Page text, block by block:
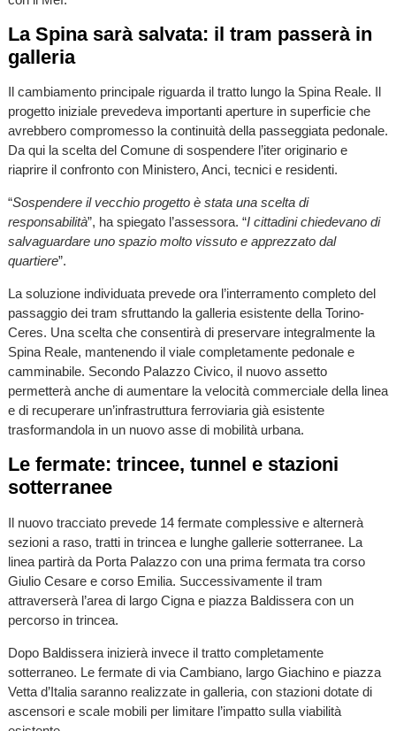
La Spina sarà salvata: il tram passerà in
galleria
Il cambiamento principale riguarda il tratto lungo la Spina Reale. Il
progetto iniziale prevedeva importanti aperture in superficie che
avrebbero compromesso la continuità della passeggiata pedonale.
Da qui la scelta del Comune di sospendere l’iter originario e
riaprire il confronto con Ministero, Anci, tecnici e residenti.
“Sospendere il vecchio progetto è stata una scelta di
responsabilità”, ha spiegato l’assessora. “I cittadini chiedevano di
salvaguardare uno spazio molto vissuto e apprezzato dal
quartiere”.
La soluzione individuata prevede ora l’interramento completo del
passaggio dei tram sfruttando la galleria esistente della Torino-
Ceres. Una scelta che consentirà di preservare integralmente la
Spina Reale, mantenendo il viale completamente pedonale e
camminabile. Secondo Palazzo Civico, il nuovo assetto
permetterà anche di aumentare la velocità commerciale della linea
e di recuperare un’infrastruttura ferroviaria già esistente
trasformandola in un nuovo asse di mobilità urbana.
Le fermate: trincee, tunnel e stazioni
sotterranee
Il nuovo tracciato prevede 14 fermate complessive e alternerà
sezioni a raso, tratti in trincea e lunghe gallerie sotterranee. La
linea partirà da Porta Palazzo con una prima fermata tra corso
Giulio Cesare e corso Emilia. Successivamente il tram
attraverserà l’area di largo Cigna e piazza Baldissera con un
percorso in trincea.
Dopo Baldissera inizierà invece il tratto completamente
sotterraneo. Le fermate di via Cambiano, largo Giachino e piazza
Vetta d’Italia saranno realizzate in galleria, con stazioni dotate di
ascensori e scale mobili per limitare l’impatto sulla viabilità